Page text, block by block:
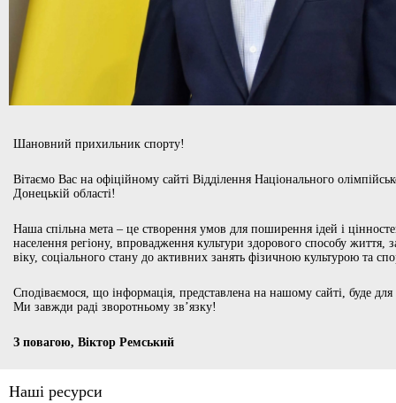
Шановний прихильник спорту!
Вітаємо Вас на офіційному сайті Відділення Національного
Донецькій області!
Наша спільна мета – це створення умов для поширення ідей і
населення регіону, впровадження культури здорового способу життя,
віку, соціального стану до активних занять фізичною культурою та
Сподіваємося, що інформація, представлена на нашому сайті, буде
Ми завжди раді зворотньому зв’язку!
З повагою, Віктор Ремський
Наші ресурси